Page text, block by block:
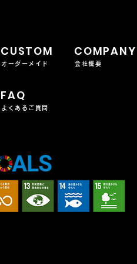
COMPANY
会社概要
CUSTOM
オーダーメイド
FAQ
よくあるご質問